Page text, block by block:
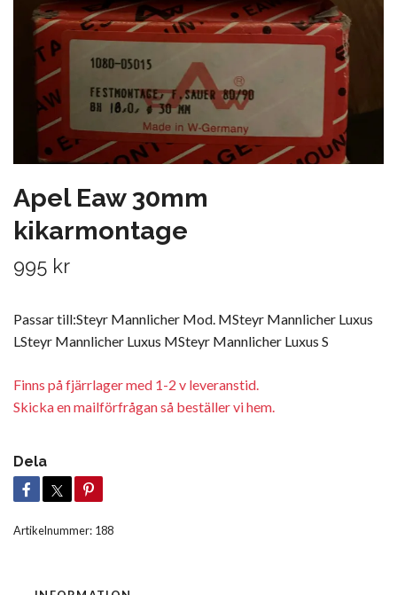
Apel Eaw 30mm
kikarmontage
995 kr
Passar till:Steyr Mannlicher Mod. MSteyr Mannlicher Luxus
LSteyr Mannlicher Luxus MSteyr Mannlicher Luxus S
Finns på fjärrlager med 1-2 v leveranstid.
Skicka en mailförfrågan så beställer vi hem.
Dela
Artikelnummer: 188